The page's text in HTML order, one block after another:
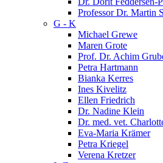
Professor Dr. Martin
G - K
Michael Grewe
Maren Grote
Prof. Dr. Achim
Petra Hartmann
Bianka Kerres
Ines Kivelitz
Ellen Friedrich
Dr. Nadine Klein
Dr. med. vet.
Eva-Maria Krämer
Petra Kriegel
Verena Kretzer